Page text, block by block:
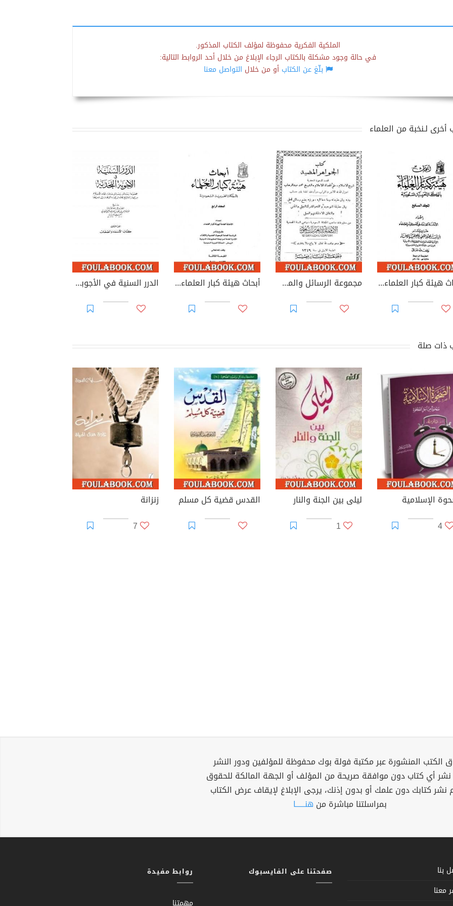
الملكية الفكرية محفوظة لمؤلف الكتاب المذكور.
في حالة وجود مشكلة بالكتاب الرجاء الإبلاغ من خلال أحد الروابط التالية:
بلّغ عن الكتابأو من خلال التواصل معنا
أخرى لـنخبة من العلماء
أبحاث هيئة كبار العلماء - المجلد السابع مجموعة الرسائل والمسائل النجدية - المجلد الرابع والخامس أبحاث هيئة كبار العلماء - المجلد الرابع الدرر السنية في الأجوبة النجدية - المجلد الثالث
ذات صلة
الإسلامية
4
ليلى بين الجنة والنار
1
القدس قضية كل مسلم
زنزانة
7
الكتب المنشورة عبر مكتبة فولة بوك محفوظة للمؤلفين ودور النشر
نشر أي كتاب دون موافقة صريحة من المؤلف أو الجهة المالكة للحقوق
نشر كتابك دون علمك أو بدون إذنك، يرجى الإبلاغ لإيقاف عرض الكتاب
بمراسلتنا مباشرة من هنــــــا
بنا
معنا
صفحتنا على الفايسبوك روابط مفيدة
مهمتنا